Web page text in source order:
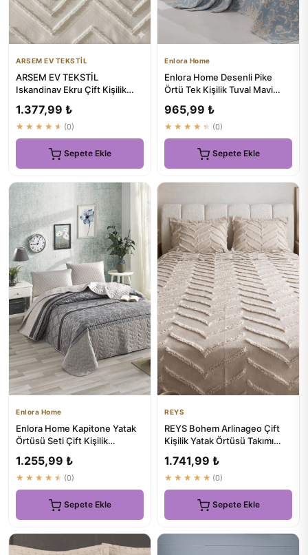
ARSEM EV TEKSTİL
ARSEM EV TEKSTİL
Iskandinav Ekru Çift Kişilik
2 Yastık
1.377,99 ₺
★★★★★ (0)
Sepete Ekle
Enlora Home
Enlora Home Desenli Pike
Örtü Tek Kişilik Tuval Mavi
965,99 ₺
★★★★★ (0)
Sepete Ekle
Enlora Home
Enlora Home Kapitone Yatak
Örtüsü Seti Çift Kişilik
1.255,99 ₺
★★★★★ (0)
Sepete Ekle
REYS
REYS Bohem Arlinageo Çift
Kişilik Yatak Örtüsü Takımı
1.741,99 ₺
★★★★★ (0)
Sepete Ekle